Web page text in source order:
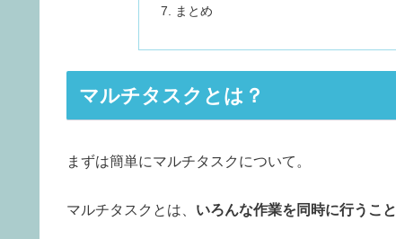
まとめ
マルチタスクとは？
まずは簡単にマルチタスクについて。
マルチタスクとは、 いろんな作業を同時に行うこと